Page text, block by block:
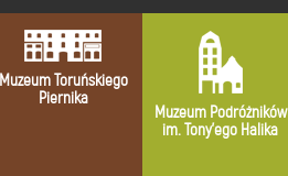
Muzeum Toruńskiego
Piernika
Muzeum Podróżników
im. Tony’ego Halika